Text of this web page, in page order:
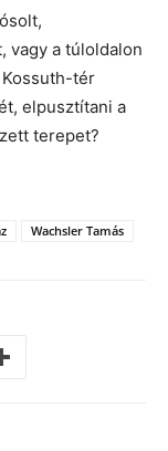
vagy a túloldalon
tér
elpusztítani a
terepet?
Wachsler Tamás